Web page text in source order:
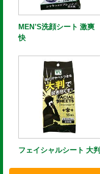
MEN'S洗顔シート 激爽
快
フェイシャルシート 大判